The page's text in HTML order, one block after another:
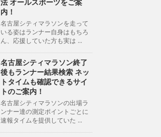
法 オールスポーツをご案
内！
名古屋シティマラソンを走って
いる姿はランナー自身はもちろ
ん、応援していた方も実は ...
名古屋シティマラソン終了
後もランナー結果検索 ネッ
トタイムも確認できるサイ
トのご案内！
名古屋シティマラソンの出場ラ
ンナー達の測定ポイントごとに
速報タイムを提供していた ...